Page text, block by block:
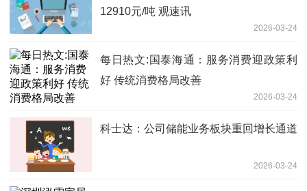
12910元/吨 观速讯
2026-03-24
每日热文:国泰海通：服务消费迎政策利
好 传统消费格局改善
2026-03-24
科士达：公司储能业务板块重回增长通道
2026-03-24